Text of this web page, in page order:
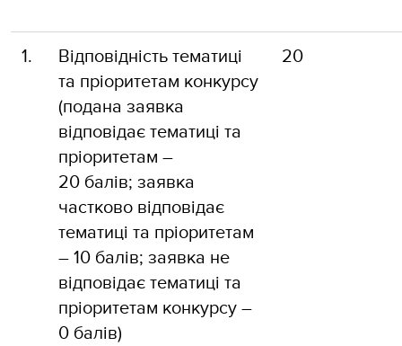
1.
Відповідність тематиці
та пріоритетам конкурсу
(подана заявка
відповідає тематиці та
пріоритетам –
20 балів; заявка
частково відповідає
тематиці та пріоритетам
– 10 балів; заявка не
відповідає тематиці та
пріоритетам конкурсу –
0 балів)
20